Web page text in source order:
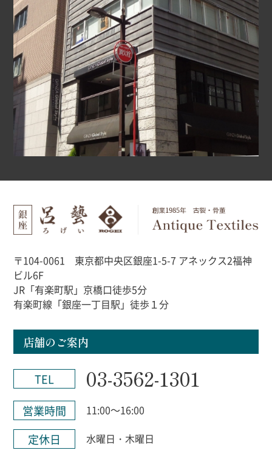
〒104-0061 東京都中央区銀座1-5-7 アネックス2福神
ビル6F
JR「有楽町駅」京橋口徒歩5分
有楽町線「銀座一丁目駅」徒歩１分
店舗のご案内
TEL 03-3562-1301
営業時間 11:00～16:00
定休日 水曜日・木曜日